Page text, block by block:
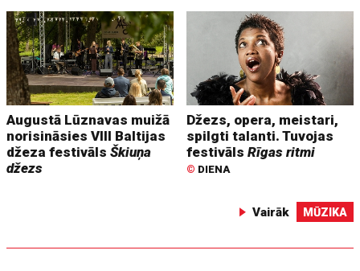
Augustā Lūznavas muižā
norisināsies VIII Baltijas
džeza festivālsŠkiuņa
džezs
Džezs, opera, meistari,
spilgti talanti. Tuvojas
festivālsRīgas ritmi
© DIENA
Vairāk MŪZIKA